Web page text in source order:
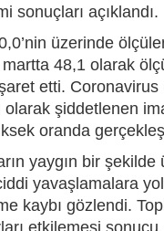
sonuçları açıklandı.
üzerinde
48,1 olarak
etti. Coronavirus
şiddetlenen
oranda
yaygın bir
yavaşlamalara
kaybı gözlendi.
etkilemesi